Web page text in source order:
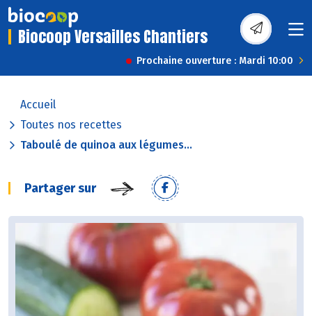
Biocoop Versailles Chantiers
Prochaine ouverture : Mardi 10:00
Accueil
Toutes nos recettes
Taboulé de quinoa aux légumes...
Partager sur